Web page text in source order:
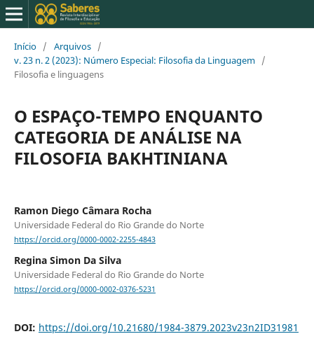
Início / Arquivos /
v. 23 n. 2 (2023): Número Especial: Filosofia da Linguagem /
Filosofia e linguagens
O ESPAÇO-TEMPO ENQUANTO
CATEGORIA DE ANÁLISE NA
FILOSOFIA BAKHTINIANA
Ramon Diego Câmara Rocha
Universidade Federal do Rio Grande do Norte
https://orcid.org/0000-0002-2255-4843
Regina Simon Da Silva
Universidade Federal do Rio Grande do Norte
https://orcid.org/0000-0002-0376-5231
DOI: https://doi.org/10.21680/1984-3879.2023v23n2ID31981